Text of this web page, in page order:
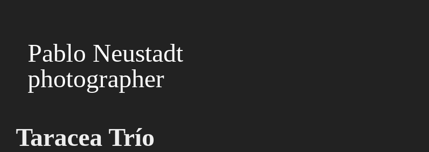
Pablo Neustadt
photographer
Taracea Trío